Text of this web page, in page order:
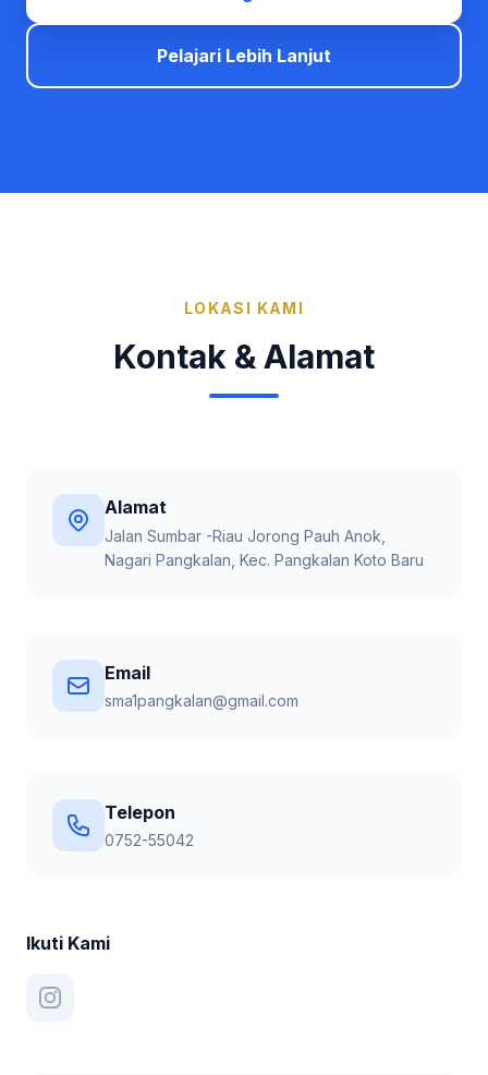
Pelajari Lebih Lanjut
LOKASI KAMI
Kontak & Alamat
Alamat
Jalan Sumbar -Riau Jorong Pauh Anok,
Nagari Pangkalan, Kec. Pangkalan Koto Baru
Email
sma1pangkalan@gmail.com
Telepon
0752-55042
Ikuti Kami